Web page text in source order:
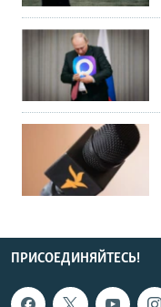
ПРИСОЕДИНЯЙТЕСЬ!